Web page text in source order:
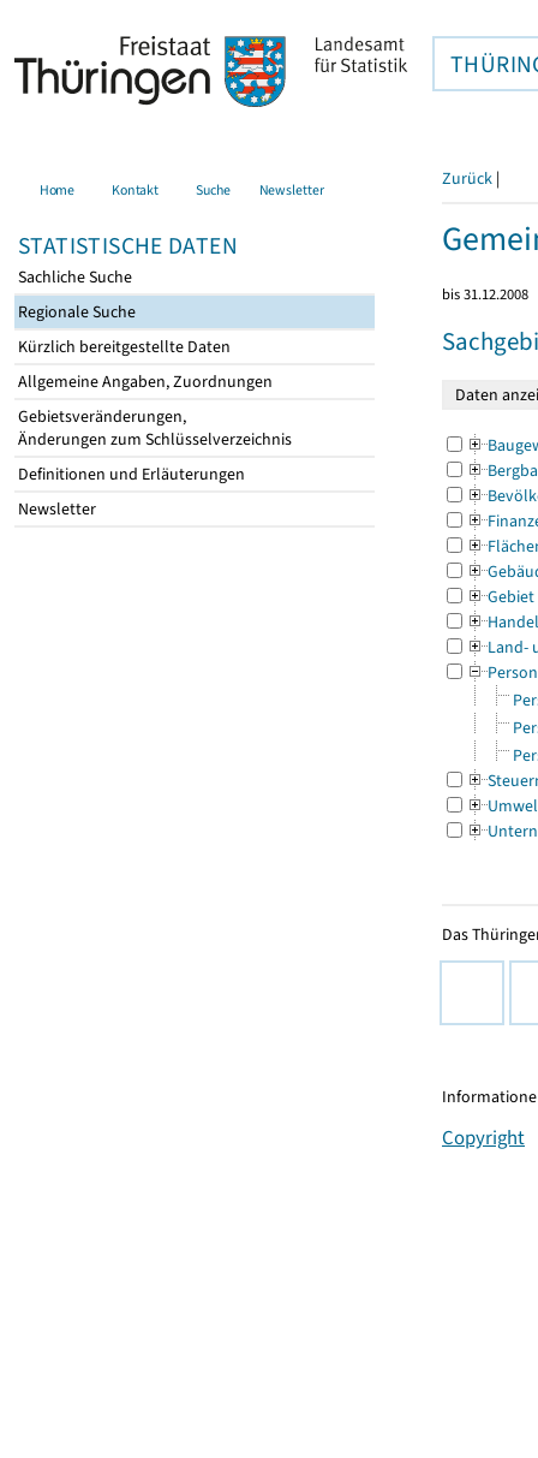
Home Kontakt Suche Newsletter
STATISTISCHE DATEN
Sachliche Suche
Regionale Suche
Kürzlich bereitgestellte Daten
Allgemeine Angaben, Zuordnungen
Gebietsveränderungen,
Änderungen zum Schlüsselverzeichnis
Definitionen und Erläuterungen
Newsletter
Zurück |
bis 31.12.2008
Gebiet
Land-
Das
Copyright